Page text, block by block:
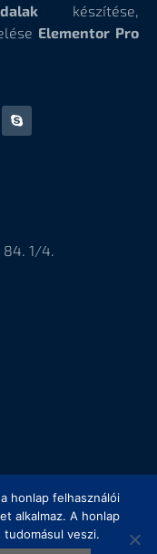
készítése,
Elementor Pro
1/4.
honlap felhasználói
alkalmaz. A honlap
veszi.